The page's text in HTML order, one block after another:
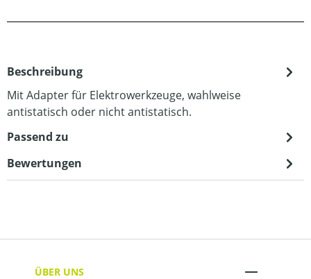
Beschreibung
Mit Adapter für Elektrowerkzeuge, wahlweise
antistatisch oder nicht antistatisch.
Passend zu
Bewertungen
ÜBER UNS